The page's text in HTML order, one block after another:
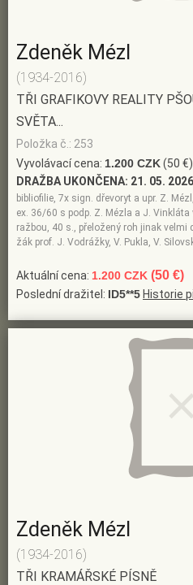
Zdeněk Mézl
(1934-2016)
TŘI GRAFIKOVY REALITY
SVĚTA...
Položka č.: 253
Vyvolávací cena: 1.200 CZK(50 €)
DRAŽBA UKONČENA: 21. 05.
bibliofilie, 7x sign. dřevoryt a upr. Z.
ex. 36/60 s podp. Z. Mézla a J.
ražbou, 40 s., přeložený roh jinak
žák prof. J. Vodrážky, V. Pukla, V.
Aktuální cena: 1.200 CZK (50 €)
Poslední dražitel: ID5**5 Historie
Zdeněk Mézl
(1934-2016)
TŘI KRAMÁŘSKÉ PÍSNĚ